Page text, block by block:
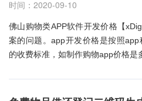
议。这个时候您需要将图片和其它
来，形成一个图片解决方案。88二
码能满足您的需求，您可以在页面
加图片组件来搭建各种图片解决方
杂如各种二维码解决方案的二维码
维码平台，88二维码具有界面美观
时间：2020-09-10
佛山购物类APP软件开发价格【
案的问题。app开发价格是按照
的收费标准，如制作购物app价格是多少呢？
山购物类APP软件开发价格影响制
物类app开发费用和app系统有关 1